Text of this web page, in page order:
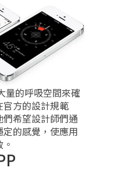
量的呼吸空間來確
方的設計規範
希望設計師們通
的感覺，使應用